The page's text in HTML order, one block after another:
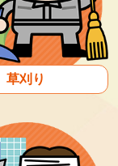
草刈り